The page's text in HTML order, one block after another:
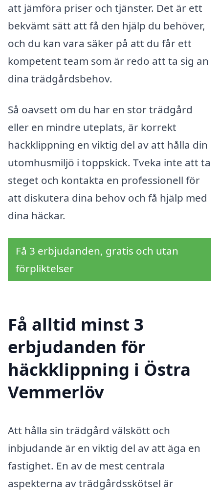
att jämföra priser och tjänster. Det är ett
bekvämt sätt att få den hjälp du behöver,
och du kan vara säker på att du får ett
kompetent team som är redo att ta sig an
dina trädgårdsbehov.
Så oavsett om du har en stor trädgård
eller en mindre uteplats, är korrekt
häckklippning en viktig del av att hålla din
utomhusmiljö i toppskick. Tveka inte att ta
steget och kontakta en professionell för
att diskutera dina behov och få hjälp med
dina häckar.
Få 3 erbjudanden, gratis och utan
förpliktelser
Få alltid minst 3
erbjudanden för
häckklippning i Östra
Vemmerlöv
Att hålla sin trädgård välskött och
inbjudande är en viktig del av att äga en
fastighet. En av de mest centrala
aspekterna av trädgårdsskötsel är